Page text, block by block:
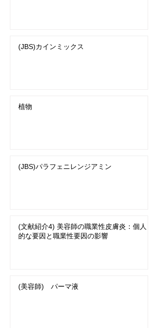
(JBS)カインミックス
植物
(JBS)パラフェニレンジアミン
(文献紹介4) 美容師の職業性皮膚炎：個人
的な要因と職業性要因の影響
(美容師) パーマ液